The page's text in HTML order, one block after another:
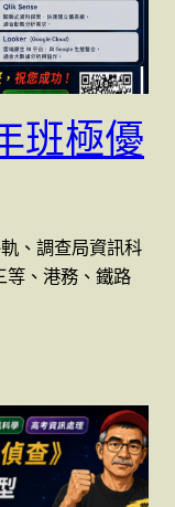
班極優
、調查局資訊科
等、港務、鐵路